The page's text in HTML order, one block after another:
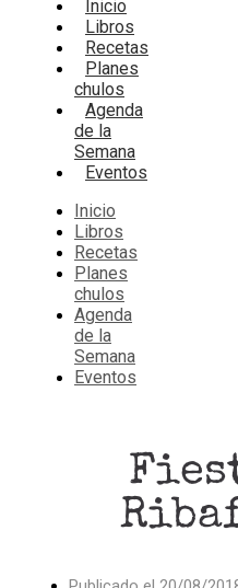
Inicio
Libros
Recetas
Planes
chulos
Agenda
de la
Semana
Eventos
Inicio
Libros
Recetas
Planes
chulos
Agenda
de la
Semana
Eventos